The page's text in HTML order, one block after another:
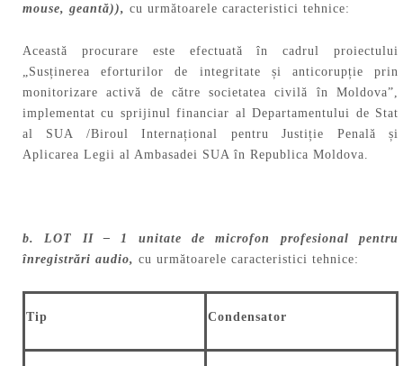
mouse, geantă)), cu următoarele caracteristici tehnice:
Această procurare este efectuată în cadrul proiectului
„Susținerea eforturilor de integritate și anticorupție prin
monitorizare activă de către societatea civilă în Moldova”,
implementat cu sprijinul financiar al Departamentului de Stat
al SUA /Biroul Internațional pentru Justiție Penală și
Aplicarea Legii al Ambasadei SUA în Republica Moldova.
b. LOT II – 1 unitate de microfon profesional pentru
înregistrări audio, cu următoarele caracteristici tehnice:
Tip Condensator